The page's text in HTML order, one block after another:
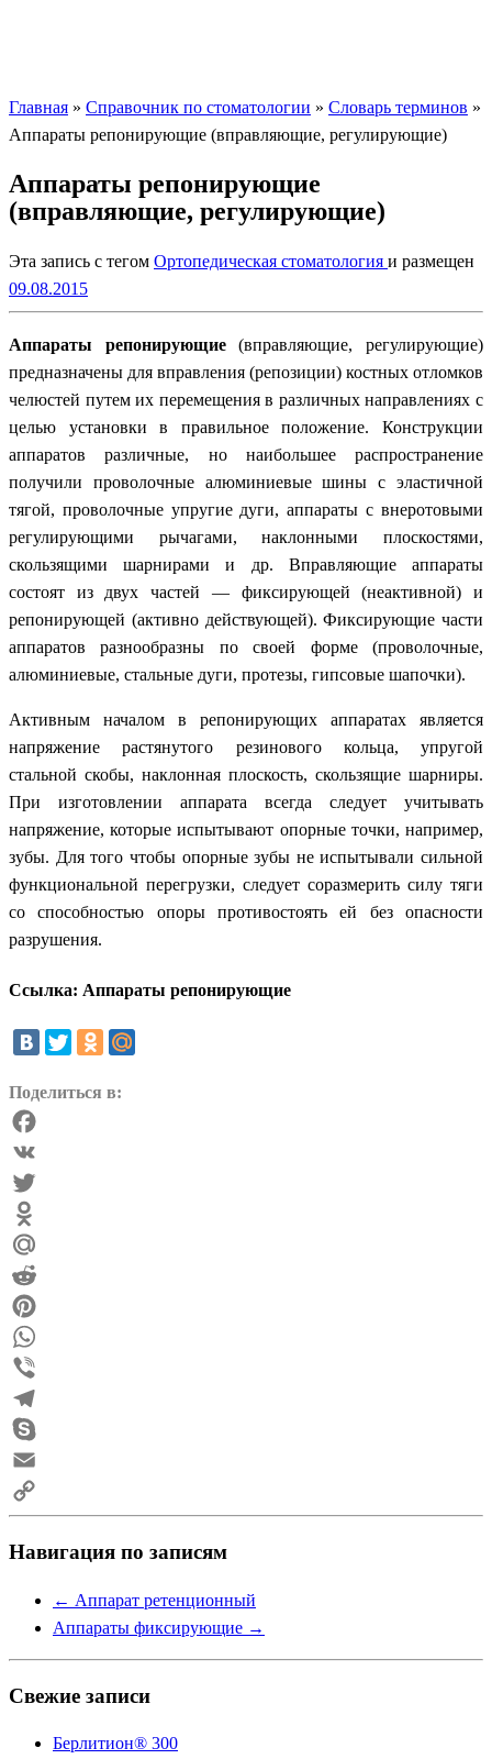
Главная » Справочник по стоматологии » Словарь терминов »
Аппараты репонирующие (вправляющие, регулирующие)
Аппараты репонирующие
(вправляющие, регулирующие)
Эта запись с тегом Ортопедическая стоматология и размещен
09.08.2015
Аппараты репонирующие(вправляющие, регулирующие)
предназначены для вправления (репозиции) костных отломков
челюстей путем их перемещения в различных направлениях с
целью установки в правильное положение. Конструкции
аппаратов различные, но наибольшее распространение
получили проволочные алюминиевые шины с эластичной
тягой, проволочные упругие дуги, аппараты с внеротовыми
регулирующими рычагами, наклонными плоскостями,
скользящими шарнирами и др. Вправляющие аппараты
состоят из двух частей — фиксирующей (неактивной) и
репонирующей (активно действующей). Фиксирующие части
аппаратов разнообразны по своей форме (проволочные,
алюминиевые, стальные дуги, протезы, гипсовые шапочки).
Активным началом в репонирующих аппаратах является
напряжение растянутого резинового кольца, упругой
стальной скобы, наклонная плоскость, скользящие шарниры.
При изготовлении аппарата всегда следует учитывать
напряжение, которые испытывают опорные точки, например,
зубы. Для того чтобы опорные зубы не испытывали сильной
функциональной перегрузки, следует соразмерить силу тяги
со способностью опоры противостоять ей без опасности
разрушения.
Ссылка: Аппараты репонирующие
Поделиться в:
Facebook
VK
Twitter
Odnoklassniki
Mail.Ru
Reddit
Pinterest
WhatsApp
Viber
Telegram
Skype
Email
Copy
Link
Навигация по записям
← Аппарат ретенционный
Аппараты фиксирующие →
Свежие записи
Берлитион® 300